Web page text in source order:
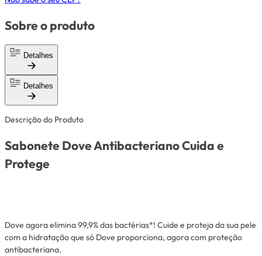
Sobre o produto
Detalhes
Detalhes
Descrição do Produto
Sabonete Dove Antibacteriano Cuida e
Protege
Dove agora elimina 99,9% das bactérias*! Cuide e proteja da sua pele
com a hidratação que só Dove proporciona, agora com proteção
antibacteriana.